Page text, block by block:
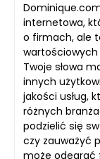
internetowa,
o firmach, ale
Twoje słowa
innych
jakości usług,
różnych
podzielić się
czy zauważyć
może odegrać